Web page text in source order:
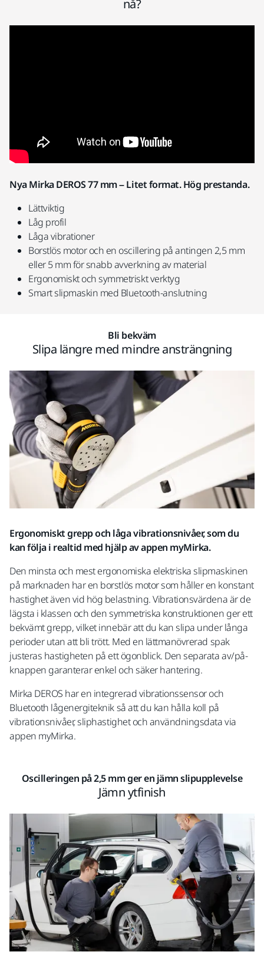
nå?
Nya Mirka DEROS 77 mm – Litet format. Hög prestanda.
Lättviktig
Låg profil
Låga vibrationer
Borstlös motor och en oscillering på antingen 2,5 mm
eller 5 mm för snabb avverkning av material
Ergonomiskt och symmetriskt verktyg
Smart slipmaskin med Bluetooth-anslutning
Bli bekväm
Slipa längre med mindre ansträngning
Ergonomiskt grepp och låga vibrationsnivåer, som du
kan följa i realtid med hjälp av appen myMirka.
Den minsta och mest ergonomiska elektriska slipmaskinen
på marknaden har en borstlös motor som håller en konstant
hastighet även vid hög belastning. Vibrationsvärdena är de
lägsta i klassen och den symmetriska konstruktionen ger ett
bekvämt grepp, vilket innebär att du kan slipa under långa
perioder utan att bli trött. Med en lättmanövrerad spak
justeras hastigheten på ett ögonblick. Den separata av/på-
knappen garanterar enkel och säker hantering.
Mirka DEROS har en integrerad vibrationssensor och
Bluetooth lågenergiteknik så att du kan hålla koll på
vibrationsnivåer, sliphastighet och användningsdata via
appen myMirka.
Oscilleringen på 2,5 mm ger en jämn slipupplevelse
Jämn ytfinish